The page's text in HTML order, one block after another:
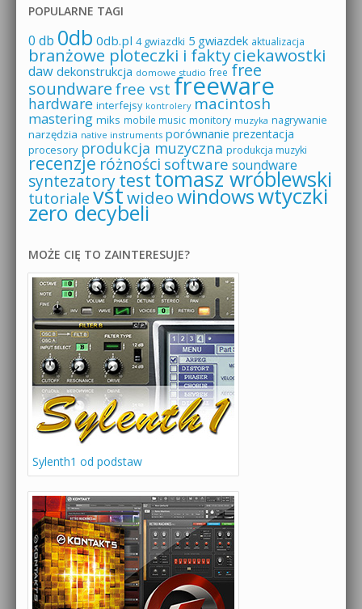
POPULARNE TAGI
0 db 0db 0db.pl 4 gwiazdki 5 gwiazdek aktualizacja
branżowe ploteczki i faktyciekawostki
daw dekonstrukcja domowe studio free free
soundware free vst freeware
hardware interfejsy kontrolery macintosh
mastering miks mobile music monitory muzyka nagrywanie
narzędzia native instruments porównanie prezentacja
procesory produkcja muzyczna produkcja muzyki
recenzje różności software soundware
syntezatorytesttomasz wróblewski
tutoriale vstwideowindowswtyczki
zero decybeli
MOŻE CIĘ TO ZAINTERESUJE?
Sylenth1 od podstaw